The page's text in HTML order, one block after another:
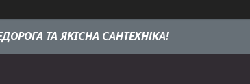
ТА ЯКIСНА САНТЕХНІКА!